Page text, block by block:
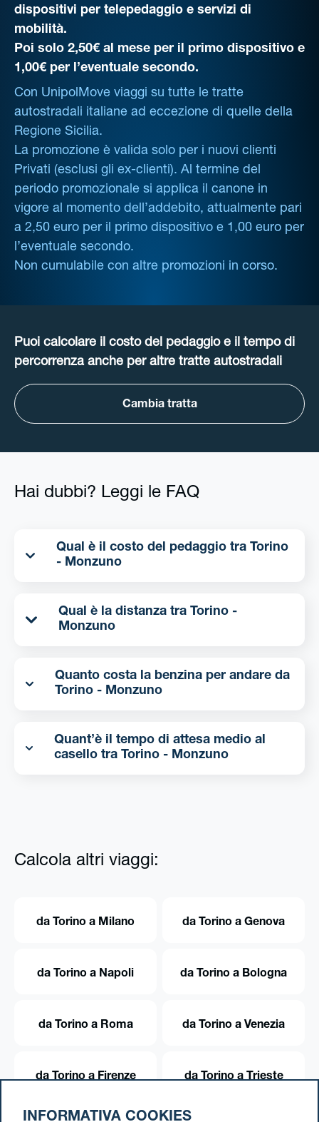
dispositivi per telepedaggio e servizi di
mobilità.
Poi solo 2,50€ al mese per il primo dispositivo e
1,00€ per l’eventuale secondo.
Con UnipolMove viaggi su tutte le tratte
autostradali italiane ad eccezione di quelle della
Regione Sicilia.
La promozione è valida solo per i nuovi clienti
Privati (esclusi gli ex-clienti). Al termine del
periodo promozionale si applica il canone in
vigore al momento dell’addebito, attualmente pari
a 2,50 euro per il primo dispositivo e 1,00 euro per
l’eventuale secondo.
Non cumulabile con altre promozioni in corso.
Puoi calcolare il costo del pedaggio e il tempo di
percorrenza anche per altre tratte autostradali
Cambia tratta
Hai dubbi? Leggi le FAQ
Qual è il costo del pedaggio tra Torino
- Monzuno
Qual è la distanza tra Torino -
Monzuno
Quanto costa la benzina per andare da
Torino - Monzuno
Quant’è il tempo di attesa medio al
casello tra Torino - Monzuno
Calcola altri viaggi:
da Torino a Milano da Torino a Genova
da Torino a Napoli da Torino a Bologna
da Torino a Roma da Torino a Venezia
da Torino a Firenze da Torino a Trieste
INFORMATIVA COOKIES